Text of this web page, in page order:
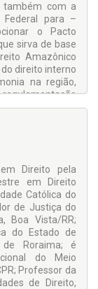
também com a
Federal para –
o Pacto
sirva de base
Amazônico
direito interno
na região,
porção da
se defender um
Direito pela
em Direito
Católica do
de Justiça do
Boa Vista/RR;
do Estado de
de Roraima; é
do Meio
Professor da
de Direito,